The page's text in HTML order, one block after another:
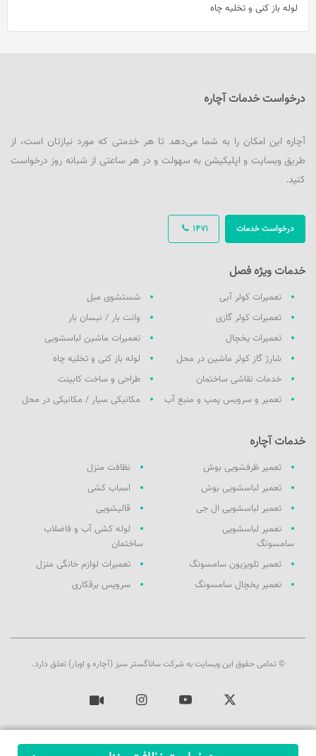
لوله باز کنی و تخلیه چاه
درخواست خدمات آچاره
آچاره این امکان را به شما می‌دهد تا هر خدمتی که مورد نیازتان است، از
طریق وبسایت و اپلیکیشن به سهولت و در هر ساعتی از شبانه روز درخواست
کنید.
1471 درخواست خدمات
خدمات ویژه فصل
تعمیرات کولر آبی
تعمیرات کولر گازی
تعمیرات یخچال
شارژ گاز کولر ماشین در محل
خدمات نقاشی ساختمان
تعمیر و سرویس پمپ و منبع آب
شستشوی مبل
وانت بار / نیسان بار
تعمیرات ماشین لباسشویی
لوله باز کنی و تخلیه چاه
طراحی و ساخت کابینت
مکانیکی سیار / مکانیکی در محل
خدمات آچاره
تعمیر ظرفشویی بوش
تعمیر لباسشویی بوش
تعمیر لباسشویی ال جی
تعمیر لباسشویی
سامسونگ
تعمیر تلویزیون سامسونگ
تعمیر یخچال سامسونگ
نظافت منزل
اسباب کشی
قالیشویی
لوله کشی آب و فاضلاب
ساختمان
تعمیرات لوازم خانگی منزل
سرویس برقکاری
© تمامی حقوق این وبسایت به شرکت ساناگستر سبز (آچاره و اوبار) تعلق دارد.
یوتیوب اینستاگرام